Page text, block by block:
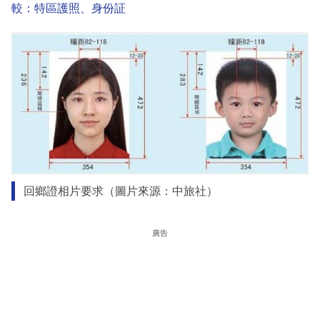
較：特區護照、身份証
回鄉證相片要求（圖片來源：中旅社）
廣告